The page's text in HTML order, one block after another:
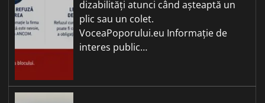
dizabilități atunci când așteaptă un
plic sau un colet.
VoceaPoporului.eu Informație de
interes public…